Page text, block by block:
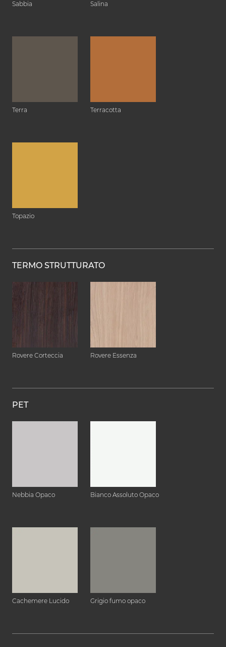
Sabbia Salina
Terra Terracotta
Topazio
TERMO STRUTTURATO
Rovere Corteccia Rovere Essenza
PET
Nebbia Opaco Bianco Assoluto Opaco
Cachemere Lucido Grigio fumo opaco